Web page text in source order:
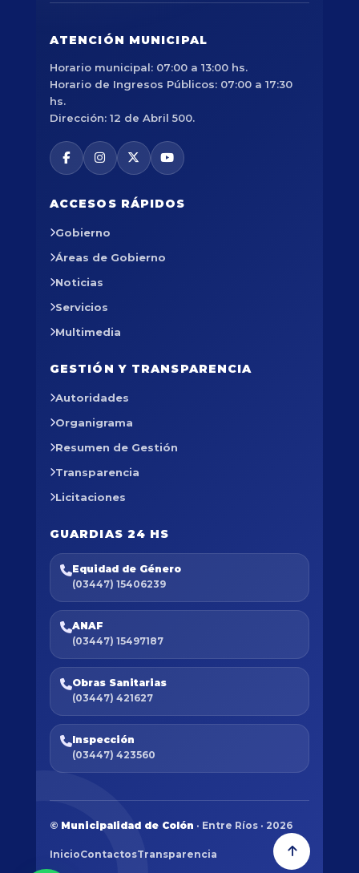
ATENCIÓN MUNICIPAL
Horario municipal: 07:00 a 13:00 hs.
Horario de Ingresos Públicos: 07:00 a 17:30
hs.
Dirección: 12 de Abril 500.
ACCESOS RÁPIDOS
Gobierno
Áreas de Gobierno
Noticias
Servicios
Multimedia
GESTIÓN Y TRANSPARENCIA
Autoridades
Organigrama
Resumen de Gestión
Transparencia
Licitaciones
GUARDIAS 24 HS
Equidad de Género
(03447) 15406239
ANAF
(03447) 15497187
Obras Sanitarias
(03447) 421627
Inspección
(03447) 423560
© Municipalidad de Colón · Entre Ríos · 2026
InicioContactosTransparencia